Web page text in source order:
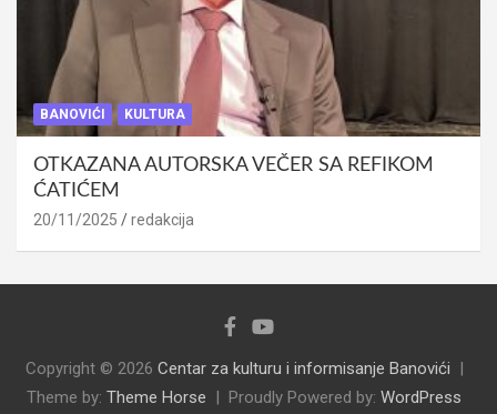
BANOVIĆI KULTURA
OTKAZANA AUTORSKA VEČER SA REFIKOM
ĆATIĆEM
20/11/2025 redakcija
Copyright © 2026 Centar za kulturu i informisanje Banovići
Theme by: Theme Horse Proudly Powered by: WordPress